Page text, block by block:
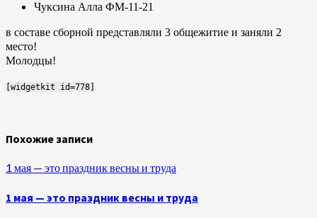
Чуксина Алла ФМ-11-21
в составе сборной представляли 3 общежитие и заняли 2
место!
Молодцы!
[widgetkit id=778]
Похожие записи
1 мая — это праздник весны и труда
1 мая — это праздник весны и труда